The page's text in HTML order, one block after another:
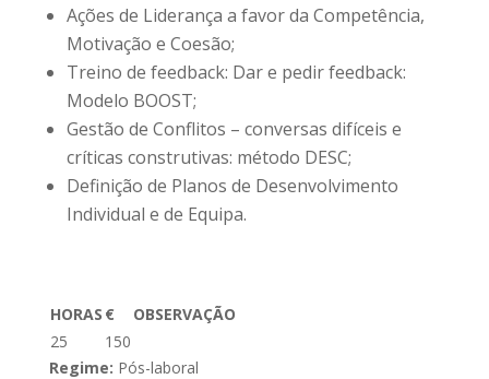
Ações de Liderança a favor da Competência,
Motivação e Coesão;
Treino de feedback: Dar e pedir feedback:
Modelo BOOST;
Gestão de Conflitos – conversas difíceis e
críticas construtivas: método DESC;
Definição de Planos de Desenvolvimento
Individual e de Equipa.
HORAS €
OBSERVAÇÃO
25
150
Regime: Pós-laboral